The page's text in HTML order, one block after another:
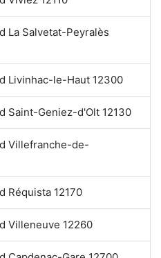
La Salvetat-Peyralès
Livinhac-le-Haut 12300
Saint-Geniez-d'Olt 12130
Villefranche-de-
Réquista 12170
Villeneuve 12260